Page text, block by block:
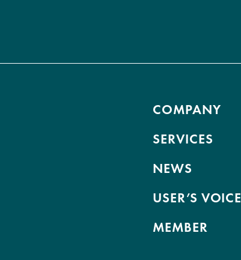
COMPANY
SERVICES
NEWS
USER’S VOICE
MEMBER